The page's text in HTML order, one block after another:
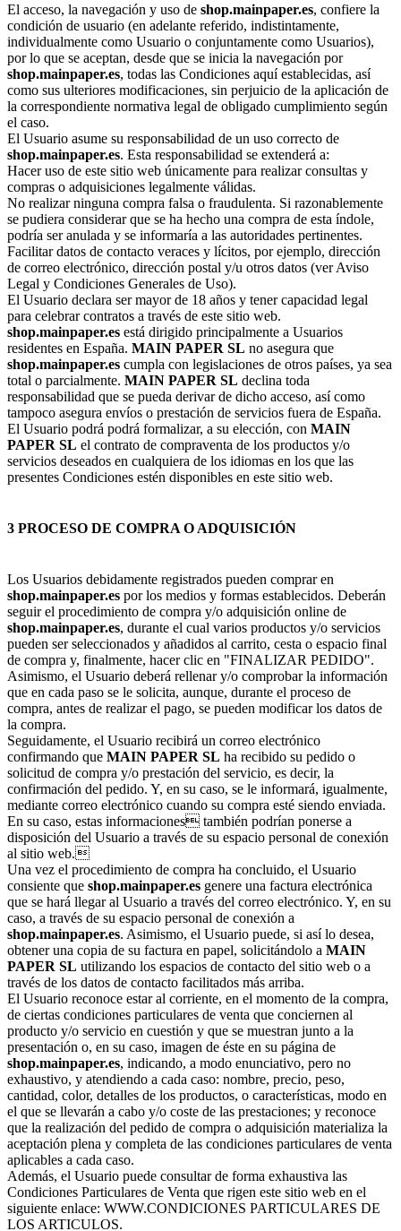
El acceso, la navegación y uso de shop.mainpaper.es, confiere la
condición de usuario (en adelante referido, indistintamente,
individualmente como Usuario o conjuntamente como Usuarios),
por lo que se aceptan, desde que se inicia la navegación por
shop.mainpaper.es, todas las Condiciones aquí establecidas, así
como sus ulteriores modificaciones, sin perjuicio de la aplicación de
la correspondiente normativa legal de obligado cumplimiento según
el caso.
El Usuario asume su responsabilidad de un uso correcto de
shop.mainpaper.es. Esta responsabilidad se extenderá a:
Hacer uso de este sitio web únicamente para realizar consultas y
compras o adquisiciones legalmente válidas.
No realizar ninguna compra falsa o fraudulenta. Si razonablemente
se pudiera considerar que se ha hecho una compra de esta índole,
podría ser anulada y se informaría a las autoridades pertinentes.
Facilitar datos de contacto veraces y lícitos, por ejemplo, dirección
de correo electrónico, dirección postal y/u otros datos (ver Aviso
Legal y Condiciones Generales de Uso).
El Usuario declara ser mayor de 18 años y tener capacidad legal
para celebrar contratos a través de este sitio web.
shop.mainpaper.es está dirigido principalmente a Usuarios
residentes en España. MAIN PAPER SL no asegura que
shop.mainpaper.es cumpla con legislaciones de otros países, ya sea
total o parcialmente. MAIN PAPER SL declina toda
responsabilidad que se pueda derivar de dicho acceso, así como
tampoco asegura envíos o prestación de servicios fuera de España.
El Usuario podrá podrá formalizar, a su elección, con MAIN
PAPER SL el contrato de compraventa de los productos y/o
servicios deseados en cualquiera de los idiomas en los que las
presentes Condiciones estén disponibles en este sitio web.
3 PROCESO DE COMPRA O ADQUISICIÓN
Los Usuarios debidamente registrados pueden comprar en
shop.mainpaper.es por los medios y formas establecidos. Deberán
seguir el procedimiento de compra y/o adquisición online de
shop.mainpaper.es, durante el cual varios productos y/o servicios
pueden ser seleccionados y añadidos al carrito, cesta o espacio final
de compra y, finalmente, hacer clic en "FINALIZAR PEDIDO".
Asimismo, el Usuario deberá rellenar y/o comprobar la información
que en cada paso se le solicita, aunque, durante el proceso de
compra, antes de realizar el pago, se pueden modificar los datos de
la compra.
Seguidamente, el Usuario recibirá un correo electrónico
confirmando que MAIN PAPER SL ha recibido su pedido o
solicitud de compra y/o prestación del servicio, es decir, la
confirmación del pedido. Y, en su caso, se le informará, igualmente,
mediante correo electrónico cuando su compra esté siendo enviada.
En su caso, estas informaciones también podrían ponerse a
disposición del Usuario a través de su espacio personal de conexión
al sitio web.
Una vez el procedimiento de compra ha concluido, el Usuario
consiente que shop.mainpaper.es genere una factura electrónica
que se hará llegar al Usuario a través del correo electrónico. Y, en su
caso, a través de su espacio personal de conexión a
shop.mainpaper.es. Asimismo, el Usuario puede, si así lo desea,
obtener una copia de su factura en papel, solicitándolo a MAIN
PAPER SL utilizando los espacios de contacto del sitio web o a
través de los datos de contacto facilitados más arriba.
El Usuario reconoce estar al corriente, en el momento de la compra,
de ciertas condiciones particulares de venta que conciernen al
producto y/o servicio en cuestión y que se muestran junto a la
presentación o, en su caso, imagen de éste en su página de
shop.mainpaper.es, indicando, a modo enunciativo, pero no
exhaustivo, y atendiendo a cada caso: nombre, precio, peso,
cantidad, color, detalles de los productos, o características, modo en
el que se llevarán a cabo y/o coste de las prestaciones; y reconoce
que la realización del pedido de compra o adquisición materializa la
aceptación plena y completa de las condiciones particulares de venta
aplicables a cada caso.
Además, el Usuario puede consultar de forma exhaustiva las
Condiciones Particulares de Venta que rigen este sitio web en el
siguiente enlace: WWW.CONDICIONES PARTICULARES DE
LOS ARTICULOS.